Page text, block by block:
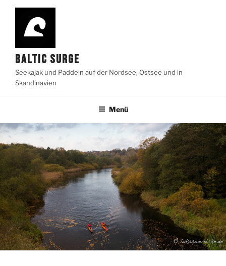
Zum
springen
BALTIC SURGE
Seekajak und Paddeln auf der Nordsee, Ostsee und in
Skandinavien
Menü